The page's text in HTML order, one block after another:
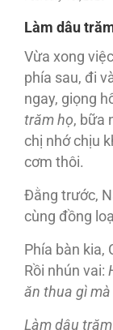
Làm dâu
Vừa xong
phía sau, đi
ngay, giọng
trăm họ, bữa
chị nhớ chịu
cơm thôi.
Ðằng trước,
cùng đồng
Phía bàn kia,
Rồi nhún vai:
ăn thua gì mà
Làm dâu